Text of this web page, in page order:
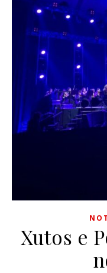
Xutos e